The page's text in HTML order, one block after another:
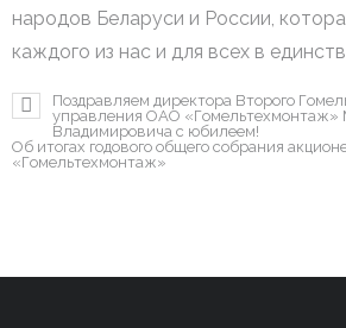
народов Беларуси и России,
каждого из нас и для всех в
Поздравляем директора Второго
управления ОАО «Гомельтехмонтаж»
Владимировича с юбилеем!
Об итогах годового общего собрания
«Гомельтехмонтаж»